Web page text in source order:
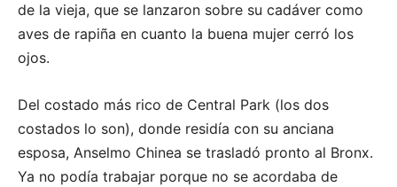
de la vieja, que se lanzaron sobre su cadáver como
aves de rapiña en cuanto la buena mujer cerró los
ojos.
Del costado más rico de Central Park (los dos
costados lo son), donde residía con su anciana
esposa, Anselmo Chinea se trasladó pronto al Bronx.
Ya no podía trabajar porque no se acordaba de